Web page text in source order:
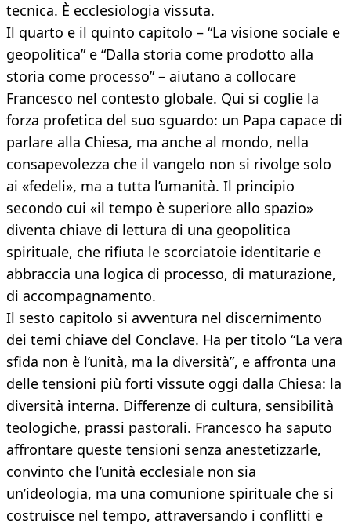
tecnica. È ecclesiologia vissuta.
Il quarto e il quinto capitolo – “La visione sociale e
geopolitica” e “Dalla storia come prodotto alla
storia come processo” – aiutano a collocare
Francesco nel contesto globale. Qui si coglie la
forza profetica del suo sguardo: un Papa capace di
parlare alla Chiesa, ma anche al mondo, nella
consapevolezza che il vangelo non si rivolge solo
ai «fedeli», ma a tutta l’umanità. Il principio
secondo cui «il tempo è superiore allo spazio»
diventa chiave di lettura di una geopolitica
spirituale, che rifiuta le scorciatoie identitarie e
abbraccia una logica di processo, di maturazione,
di accompagnamento.
Il sesto capitolo si avventura nel discernimento
dei temi chiave del Conclave. Ha per titolo “La vera
sfida non è l’unità, ma la diversità”, e affronta una
delle tensioni più forti vissute oggi dalla Chiesa: la
diversità interna. Differenze di cultura, sensibilità
teologiche, prassi pastorali. Francesco ha saputo
affrontare queste tensioni senza anestetizzarle,
convinto che l’unità ecclesiale non sia
un’ideologia, ma una comunione spirituale che si
costruisce nel tempo, attraversando i conflitti e